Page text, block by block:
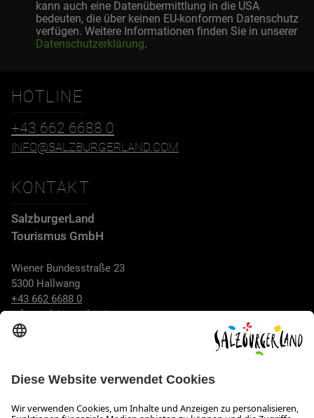
kann auch eine Datenübermittlung in die USA
bedeuten, die über keinen EU-konformen Datenschutz
verfügen. Weitere Informationen finden Sie in unserer
Datenschutzerklärung.
HOTLINE
+43 662 6688 0
INFO@SALZBURGERLAND.COM
KONTAKT
SalzburgerLand
Tourismus GmbH
Wiener Bundesstraße 23
5300 Hallwang
+43 662 6688 0
info@salzburgerland.com
Wir freuen uns auf Ihre Anfrage!